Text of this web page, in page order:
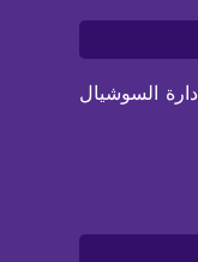
السوشيال